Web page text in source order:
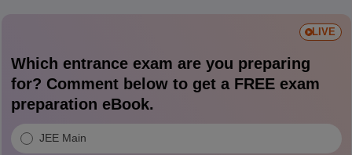
LIVE
Which entrance exam are you preparing
for? Comment below to get a FREE exam
preparation eBook.
JEE Main